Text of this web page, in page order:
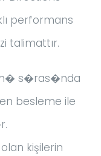
performans
talimattır.
s�ras�nda
den besleme ile
kişilerin